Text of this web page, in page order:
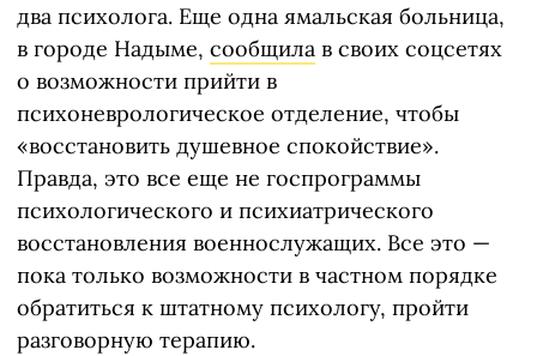
два психолога. Еще одна ямальская больница,
в городе Надыме, сообщила в своих соцсетях
о возможности прийти в
психоневрологическое отделение, чтобы
«восстановить душевное спокойствие».
Правда, это все еще не госпрограммы
психологического и психиатрического
восстановления военнослужащих. Все это —
пока только возможности в частном порядке
обратиться к штатному психологу, пройти
разговорную терапию.